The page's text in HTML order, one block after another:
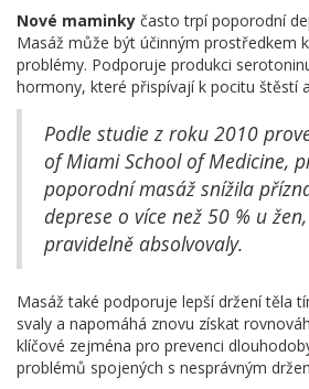
Nové maminky často trpí poporodní
Masáž může být účinným prostředkem
problémy. Podporuje produkci
hormony, které přispívají k pocitu štěstí
Podle studie z roku 2010
of Miami School of Medicine,
poporodní masáž snížila
deprese o více než 50 % u
pravidelně absolvovaly.
Masáž také podporuje lepší držení těla
svaly a napomáhá znovu získat
klíčové zejména pro prevenci
problémů spojených s nesprávným